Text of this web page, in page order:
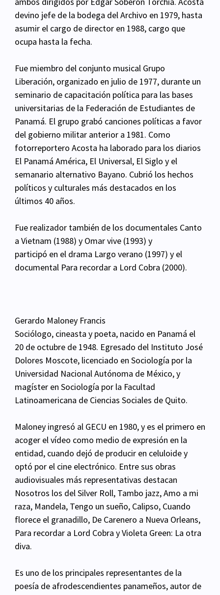
devino jefe de la bodega del Archivo en 1979, hasta
asumir el cargo de director en 1988, cargo que
ocupa hasta la fecha.
Fue miembro del conjunto musical Grupo
Liberación, organizado en julio de 1977, durante un
seminario de capacitación política para las bases
universitarias de la Federación de Estudiantes de
Panamá. El grupo grabó canciones políticas a favor
del gobierno militar anterior a 1981. Como
fotorreportero Acosta ha laborado para los diarios
El Panamá América, El Universal, El Siglo y el
semanario alternativo Bayano. Cubrió los hechos
políticos y culturales más destacados en los
últimos 40 años.
Fue realizador también de los documentales Canto
a Vietnam (1988) y Omar vive (1993) y
participó en el drama Largo verano (1997) y el
documental Para recordar a Lord Cobra (2000).
Gerardo Maloney Francis
Sociólogo, cineasta y poeta, nacido en Panamá el
20 de octubre de 1948. Egresado del Instituto José
Dolores Moscote, licenciado en Sociología por la
Universidad Nacional Autónoma de México,y
magíster en Sociología por la Facultad
Latinoamericana de Ciencias Sociales de Quito.
Maloney ingresó al GECU en 1980, y es el primero en
acoger el vídeo como medio de expresión en la
entidad, cuando dejó de producir en celuloide y
optó por el cine electrónico. Entre sus obras
audiovisuales más representativas destacan
Nosotros los del Silver Roll, Tambo jazz, Amo a mi
raza, Mandela, Tengo un sueño, Calipso, Cuando
florece el granadillo, De Carenero a Nueva Orleans,
Para recordar a Lord Cobra y Violeta Green: La otra
diva.
Es uno de los principales representantes de la
poesía de afrodescendientes panameños, autor de